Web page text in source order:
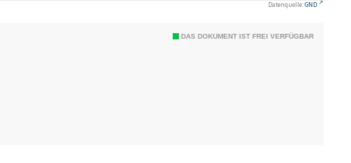
Datenquelle:GND
DAS DOKUMENT IST FREI VERFÜGBAR